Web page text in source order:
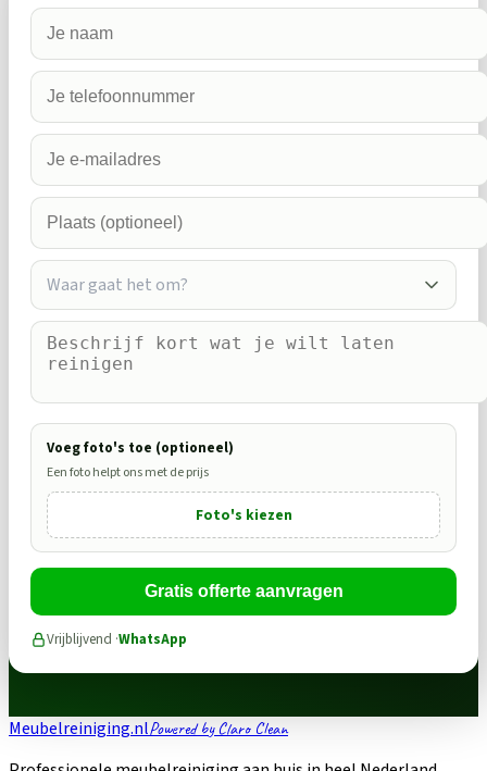
Waar gaat het om?
Voeg foto's toe (optioneel)
Een foto helpt ons met de prijs
Foto's kiezen
Gratis offerte aanvragen
Vrijblijvend ·WhatsApp
Meubelreiniging.nlPowered by Claro Clean